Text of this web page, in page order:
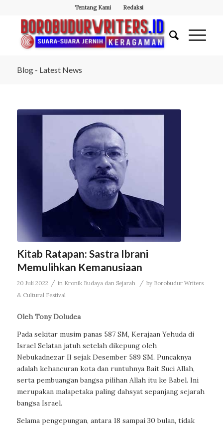
Tentang Kami Redaksi
Blog - Latest News
Kitab Ratapan: Sastra Ibrani
Memulihkan Kemanusiaan
20 Juli 2022 / in Kronik Budaya dan Sejarah / by Borobudur Writers
& Cultural Festival
Oleh Tony Doludea
Pada sekitar musim panas 587 SM, Kerajaan Yehuda di
Israel Selatan jatuh setelah dikepung oleh
Nebukadnezar II sejak Desember 589 SM. Puncaknya
adalah kehancuran kota dan runtuhnya Bait Suci Allah,
serta pembuangan bangsa pilihan Allah itu ke Babel. Ini
merupakan malapetaka paling dahsyat sepanjang sejarah
bangsa Israel.
Selama pengepungan, antara 18 sampai 30 bulan, tidak